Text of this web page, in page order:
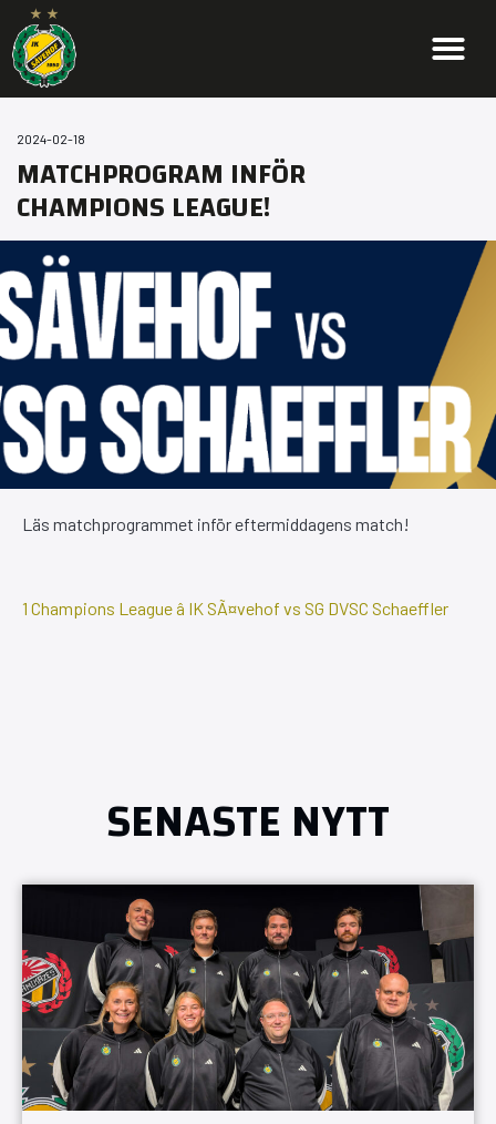
2024-02-18
MATCHPROGRAM INFÖR
CHAMPIONS LEAGUE!
Läs matchprogrammet inför eftermiddagens match!
1 Champions League â IK SÃ¤vehof vs SG DVSC Schaeffler
SENASTE NYTT